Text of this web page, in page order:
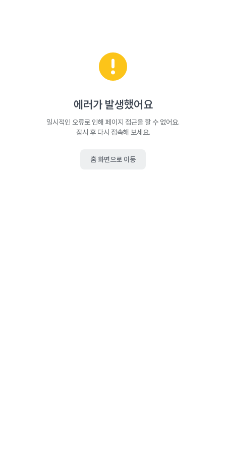
에러가 발생했어요
일시적인 오류로 인해 페이지 접근을 할 수 없어요.
잠시 후 다시 접속해 보세요.
홈 화면으로 이동